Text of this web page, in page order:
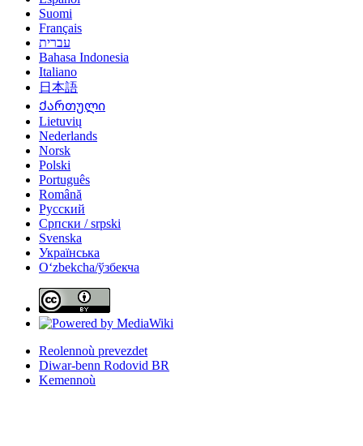
Suomi
Français
עברית
Bahasa Indonesia
Italiano
日本語
Ქართული
Lietuvių
Nederlands
Norsk
Polski
Português
Română
Русский
Српски / srpski
Svenska
Українська
Oʻzbekcha/ўзбекча
Reolennoù prevezdet
Diwar-benn Rodovid BR
Kemennoù